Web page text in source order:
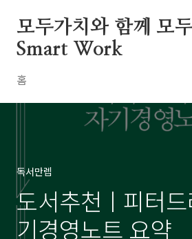
모두가치와 함께 모두
Smart Work
홈
독서만렙
도서추천ㅣ피터
기경영노트 요약